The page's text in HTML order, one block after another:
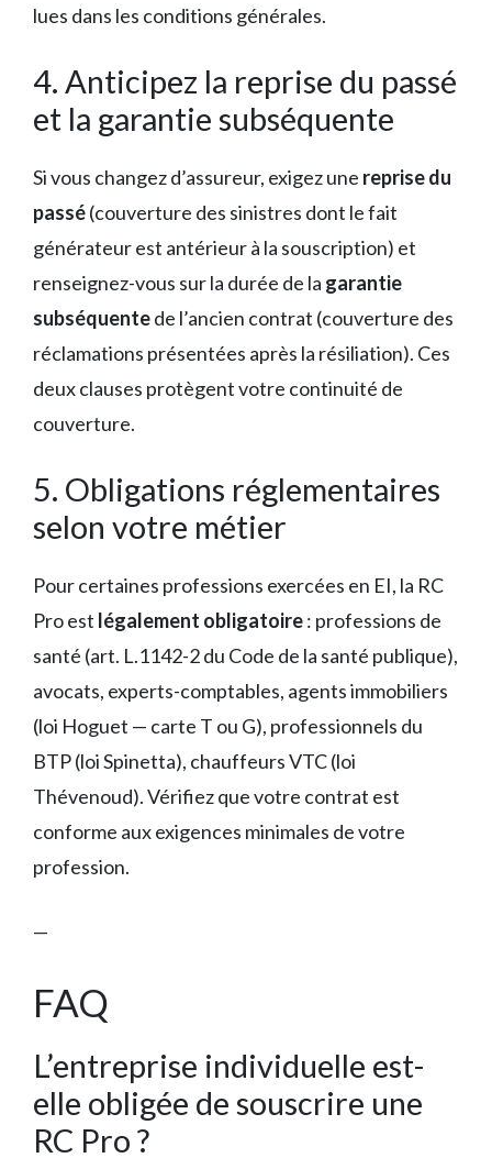
lues dans les conditions générales.
4. Anticipez la reprise du passé
et la garantie subséquente
Si vous changez d’assureur, exigez une reprise du
passé(couverture des sinistres dont le fait
générateur est antérieur à la souscription) et
renseignez-vous sur la durée de la garantie
subséquentede l’ancien contrat (couverture des
réclamations présentées après la résiliation). Ces
deux clauses protègent votre continuité de
couverture.
5. Obligations réglementaires
selon votre métier
Pour certaines professions exercées en EI, la RC
Pro est légalement obligatoire: professions de
santé (art. L.1142-2 du Code de la santé publique),
avocats, experts-comptables, agents immobiliers
(loi Hoguet — carte T ou G), professionnels du
BTP (loi Spinetta), chauffeurs VTC (loi
Thévenoud). Vérifiez que votre contrat est
conforme aux exigences minimales de votre
profession.
—
FAQ
L’entreprise individuelle est-
elle obligée de souscrire une
RC Pro ?